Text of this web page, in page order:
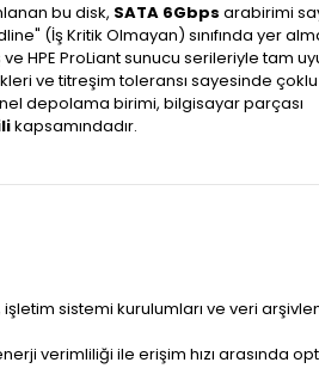
bu disk, SATA 6Gbps arabirimi
(İş Kritik Olmayan) sınıfında yer
HPE ProLiant sunucu serileriyle tam
ve titreşim toleransı sayesinde
depolama birimi, bilgisayar parçası
kapsamındadır.
sistemi kurulumları ve veri
verimliliği ile erişim hızı arasında